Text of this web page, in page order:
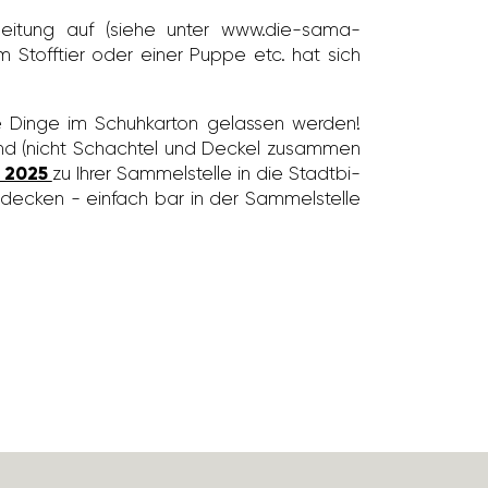
auf (siehe unter www.die-sama­
Stoff­tier oder einer Puppe etc. hat sich
im Schuh­karton gelassen werden!
(nicht Schachtel und Deckel zusammen
2025 zu Ihrer Sammel­stelle in die Stadt­bi­
- einfach bar in der Sammel­stelle